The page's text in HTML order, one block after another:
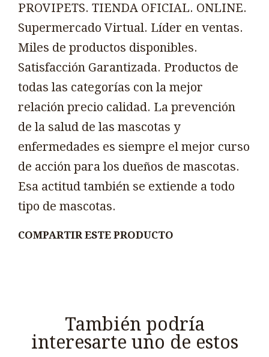
PROVIPETS. TIENDA OFICIAL. ONLINE.
Supermercado Virtual. Líder en ventas.
Miles de productos disponibles.
Satisfacción Garantizada. Productos de
todas las categorías con la mejor
relación precio calidad. La prevención
de la salud de las mascotas y
enfermedades es siempre el mejor curso
de acción para los dueños de mascotas.
Esa actitud también se extiende a todo
tipo de mascotas.
COMPARTIR ESTE PRODUCTO
También podría
interesarte uno de estos